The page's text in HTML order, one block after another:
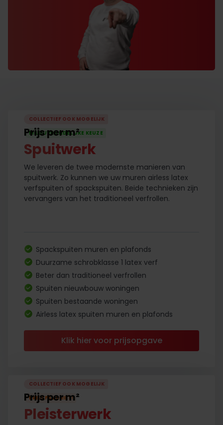
Prijs per m²
Spuitwerk
We leveren de twee modernste manieren van
spuitwerk. Zo kunnen we uw muren airless latex
verfspuiten of spackspuiten. Beide technieken zijn
vervangers van het traditioneel verfrollen.
COLLECTIEF OOK MOGELIJK
MILIEUVRIENDELIJKE KEUZE
Spackspuiten muren en plafonds
Duurzame schrobklasse 1 latex verf
Beter dan traditioneel verfrollen
Spuiten nieuwbouw woningen
Spuiten bestaande woningen
Airless latex spuiten muren en plafonds
Klik hier voor prijsopgave
Prijs per m²
Pleisterwerk
PRIJSFAVORIET!
COLLECTIEF OOK MOGELIJK